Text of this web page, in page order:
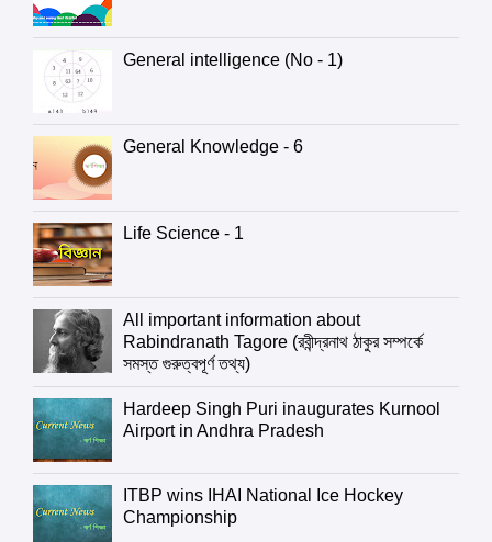
General intelligence (No - 1)
General Knowledge - 6
Life Science - 1
All important information about
Rabindranath Tagore (রবীন্দ্রনাথ ঠাকুর সম্পর্কে
সমস্ত গুরুত্বপূর্ণ তথ্য)
Hardeep Singh Puri inaugurates Kurnool
Airport in Andhra Pradesh
ITBP wins IHAI National Ice Hockey
Championship